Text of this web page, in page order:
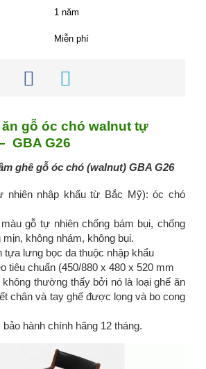
1 năm
Miễn phí
ăn gỗ óc chó walnut tự
GBA G26
ghê gỗ óc chó (walnut) GBA G26
nhiên nhập khẩu từ Bắc Mỹ): óc chó
gỗ tự nhiên chống bám bụi, chống
không nhám, không bụi.
tựa lưng bọc da thuộc nhập khẩu
tiêu chuẩn (450/880 x 480 x 520 mm
không thường thấy bởi nó là loại ghế ăn
chân và tay ghế được lọng và bo cong
hành chính hãng 12 tháng.